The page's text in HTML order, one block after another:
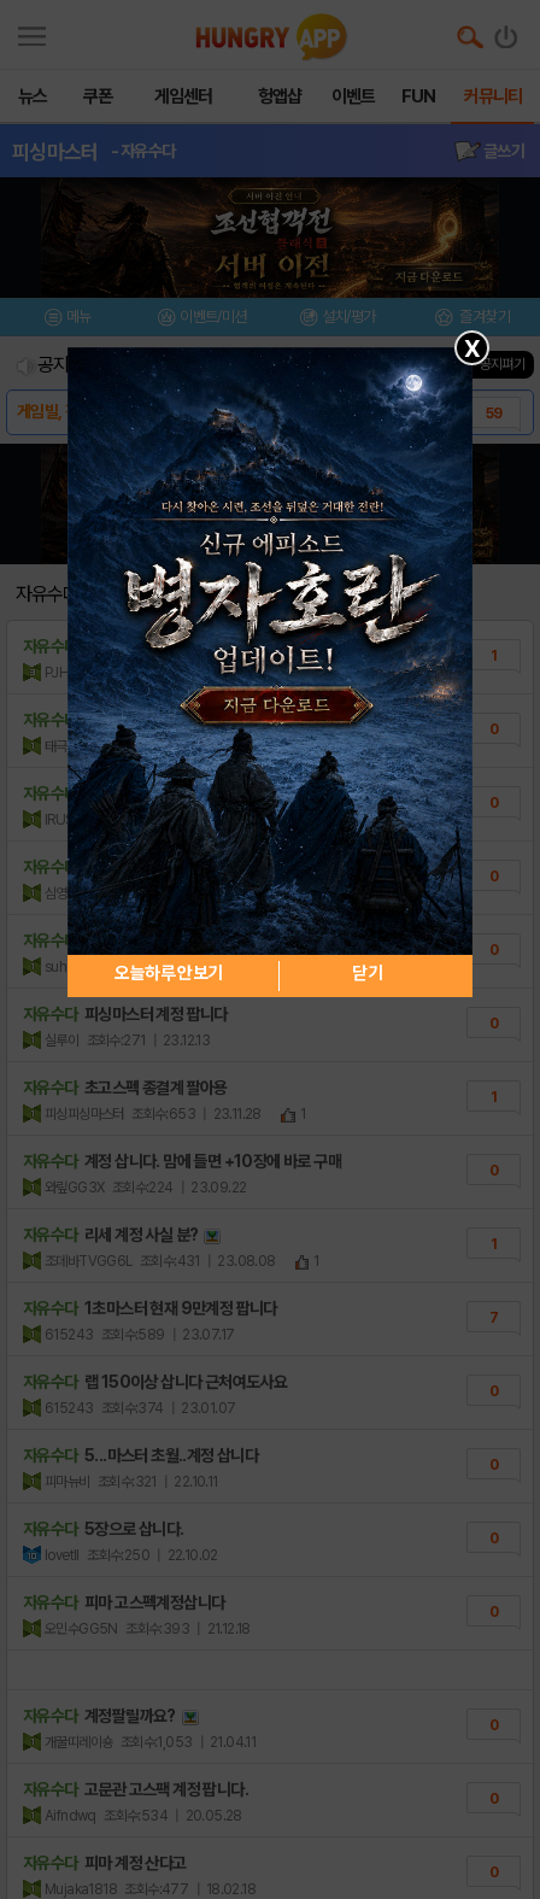
뉴스 쿠폰 게임센터 헝앱샵 이벤트 FUN 커뮤니티
피싱마스터 - 자유수다 글쓰기
메뉴 이벤트/미션 설치/평가 즐겨찾기
공지사항 진행중인 이벤트0건 ▼ 공지펴기
게임빌, 간판 SNG 피싱마스터 애플 앱스토어.. 59
피싱마스터 안드로이드 버전 다운로드 링크
피싱마스터 아이폰, 아이패드 버전 다운로드 링..
자유수다
자유수다 중스펙 계정 판매합니다.
PJHG 조회수:518 | 26.03.28
1
자유수다 계정삼
태극전사1122 조회수:325 | 25.06.15
0
자유수다 초초고스펙 케릭 처분합니다...
lRUSHl 조회수:607 | 25.02.19
0
자유수다 10만 안쪽으로 계정삽니다.
심영현GG6B 조회수:144 | 24.03.14
0
자유수다 5만정도에 계정 구하고 싶습니다
suhun8577 조회수:134 | 24.01.13
0
자유수다 피싱마스터 계정 팝니다
실루이 조회수:271 | 23.12.13
0
자유수다 초고스펙 종결계 팔아용
피싱피싱마스터 조회수:653 | 23.11.28 1
1
자유수다 계정 삽니다. 맘에 들면 +10장에 바로 구매
와맆GG3X 조회수:224 | 23.09.22
0
자유수다 리세 계정 사실 분?
조데바TVGG6L 조회수:431 | 23.08.08 1
1
자유수다 1초마스터 현재 9만계정 팝니다
615243 조회수:589 | 23.07.17
7
자유수다 랩 150이상 삽니다 근처여도사요
615243 조회수:374 | 23.01.07
0
자유수다 5...마스터 초월..계정 삽니다
피마뉴비 조회수:321 | 22.10.11
0
자유수다 5장으로 삽니다.
lovetll 조회수:250 | 22.10.02
0
자유수다 피마 고스펙계정삽니다
오민수GG5N 조회수:393 | 21.12.18
0
자유수다 계정팔릴까요?
개꿀띠레이숑 조회수:1,053 | 21.04.11
0
자유수다 고문관 고스팩 계정 팝니다.
Aifndwq 조회수:534 | 20.05.28
0
자유수다 피마 계정 산다고
Mujaka1818 조회수:477 | 18.02.18
0
X
오늘하루 안보기 닫기